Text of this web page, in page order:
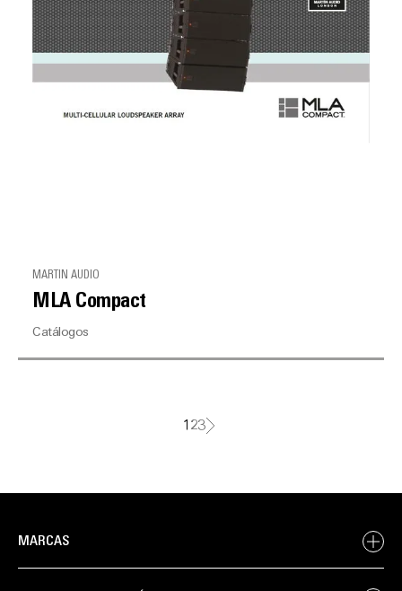
MARTIN AUDIO
MLA Compact
Catálogos
1 23
MARCAS